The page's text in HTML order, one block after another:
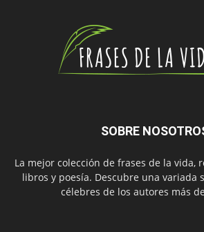
SOBRE
La mejor colección de frases de la vida,
libros y poesía. Descubre una variada
célebres de los autores más